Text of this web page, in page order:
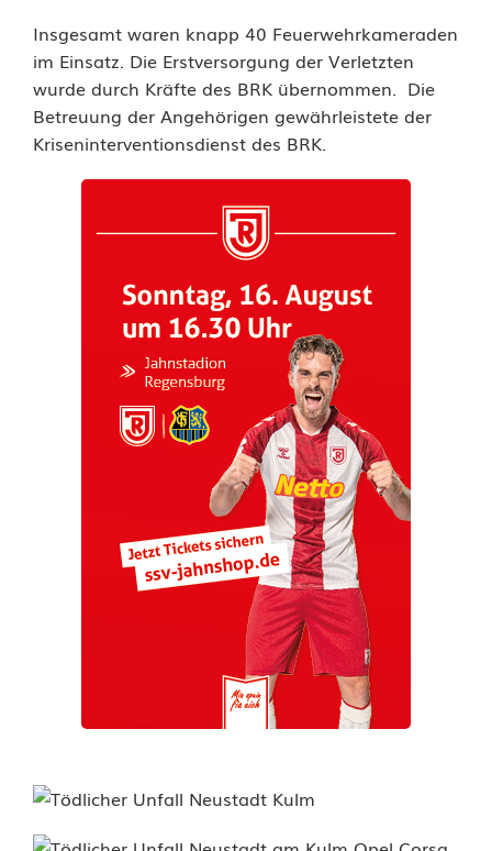
u
l
m
Insgesamt waren knapp 40 Feuerwehrkameraden
im Einsatz. Die Erstversorgung der Verletzten
wurde durch Kräfte des BRK übernommen. Die
Betreuung der Angehörigen gewährleistete der
Kriseninterventionsdienst des BRK.